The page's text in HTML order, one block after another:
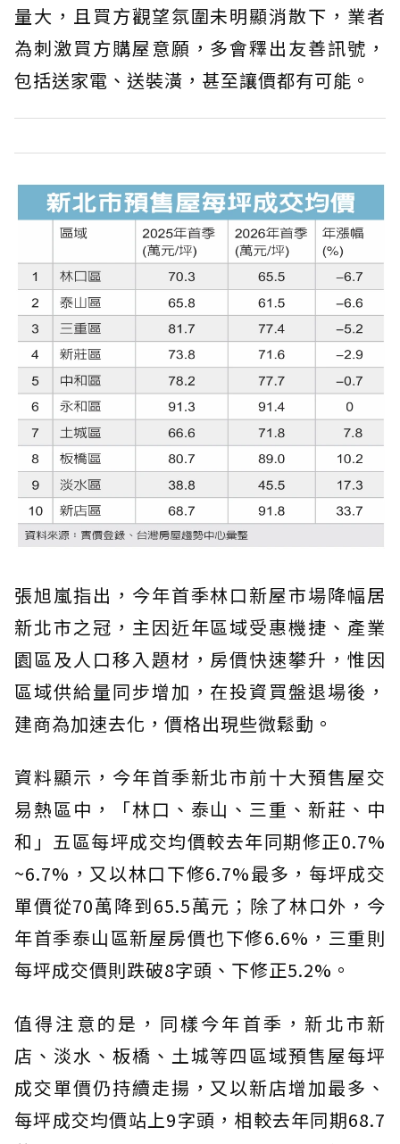
量大，且買方觀望氛圍未明顯消散下，業者
為刺激買方購屋意願，多會釋出友善訊號，
包括送家電、送裝潢，甚至讓價都有可能。
張旭嵐指出，今年首季林口新屋市場降幅居
新北市之冠，主因近年區域受惠機捷、產業
園區及人口移入題材，房價快速攀升，惟因
區域供給量同步增加，在投資買盤退場後，
建商為加速去化，價格出現些微鬆動。
資料顯示，今年首季新北市前十大預售屋交
易熱區中，「林口、泰山、三重、新莊、中
和」五區每坪成交均價較去年同期修正0.7%
~6.7%，又以林口下修6.7%最多，每坪成交
單價從70萬降到65.5萬元；除了林口外，今
年首季泰山區新屋房價也下修6.6%，三重則
每坪成交價則跌破8字頭、下修正5.2%。
值得注意的是，同樣今年首季，新北市新
店、淡水、板橋、土城等四區域預售屋每坪
成交單價仍持續走揚，又以新店增加最多、
每坪成交均價站上9字頭，相較去年同期68.7